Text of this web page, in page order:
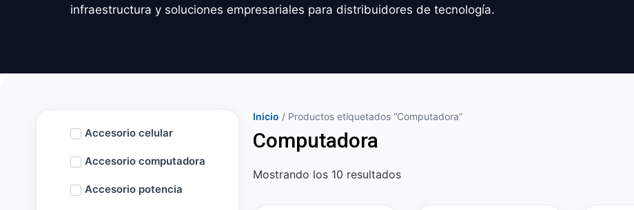
infraestructura y soluciones empresariales para distribuidores de tecnología.
Accesorio celular
Accesorio computadora
Accesorio potencia
Inicio / Productos etiquetados “Computadora”
Computadora
Mostrando los 10 resultados